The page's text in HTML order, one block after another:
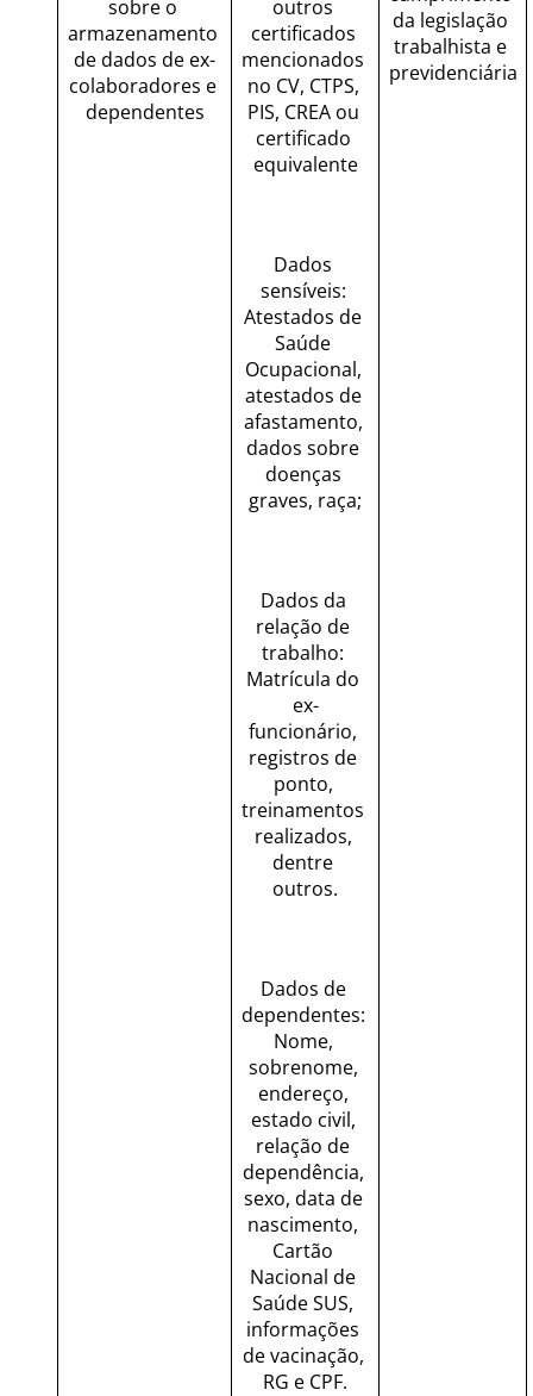
sobre o
armazenamento
de dados de ex-
colaboradores e
dependentes
outros
certificados
mencionados
no CV, CTPS,
PIS, CREA ou
certificado
equivalente
Dados
sensíveis:
Atestados de
Saúde
Ocupacional,
atestados de
afastamento,
dados sobre
doenças
graves, raça;
Dados da
relação de
trabalho:
Matrícula do
ex-
funcionário,
registros de
ponto,
treinamentos
realizados,
dentre
outros.
Dados de
dependentes:
Nome,
sobrenome,
endereço,
estado civil,
relação de
dependência,
sexo, data de
nascimento,
Cartão
Nacional de
Saúde SUS,
informações
de vacinação,
RG e CPF.
da legislação
trabalhista e
previdenciária